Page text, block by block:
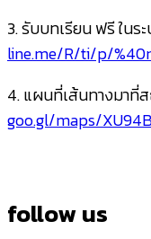
3. รับบทเรียน ฟรี ในร
line.me/R/ti/p/
4. แผนที่เส้นทางมาที่
goo.gl/maps/
follow us